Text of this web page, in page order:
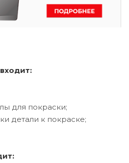
для покраски;
детали к покраске;